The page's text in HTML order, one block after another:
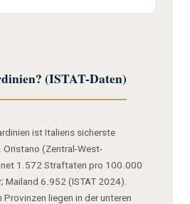
(ISTAT-Daten)
ist Italiens sicherste
(Zentral-West-
1.572 Straftaten pro 100.000
Mailand 6.952 (ISTAT 2024).
Provinzen liegen in der unteren